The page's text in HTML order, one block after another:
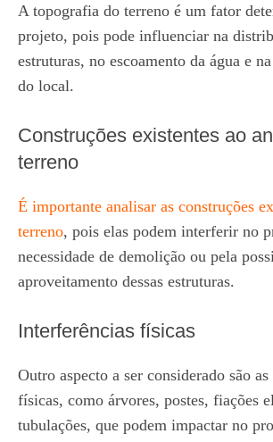
A topografia do terreno é um fator
projeto, pois pode influenciar na
estruturas, no escoamento da água e
do local.
Construções existentes ao
terreno
É importante analisar as construções
terreno, pois elas podem interferir no
necessidade de demolição ou pela
aproveitamento dessas estruturas.
Interferências físicas
Outro aspecto a ser considerado são
físicas, como árvores, postes, fiações
tubulações, que podem impactar no